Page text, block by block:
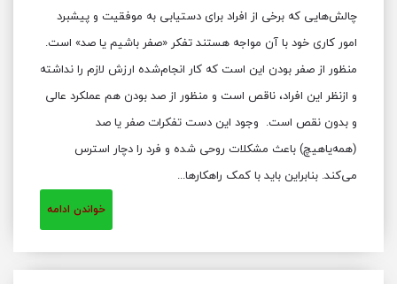
چالش‌هایی که برخی از افراد برای دستیابی به موفقیت و پیشبرد
امور کاری خود با آن مواجه هستند تفکر «صفر باشیم یا صد» است.
منظور از صفر بودن این است که کار انجام‌شده ارزش لازم را نداشته
و ازنظر این افراد، ناقص است و منظور از صد بودن هم عملکرد عالی
و بدون نقص است. وجود این دست تفکرات صفر یا صد
(همه‌یاهیچ) باعث مشکلات روحی شده و فرد را دچار استرس
می‌کند. بنابراین باید با کمک راهکارها...
خواندن ادامه